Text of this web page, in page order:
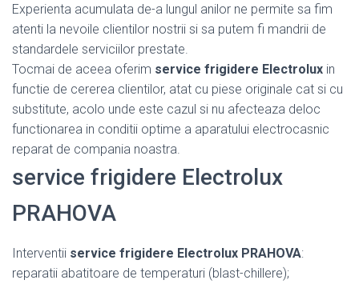
Experienta acumulata de-a lungul anilor ne permite sa fim
atenti la nevoile clientilor nostrii si sa putem fi mandrii de
standardele serviciilor prestate.
Tocmai de aceea oferim service frigidere Electrolux in
functie de cererea clientilor, atat cu piese originale cat si cu
substitute, acolo unde este cazul si nu afecteaza deloc
functionarea in conditii optime a aparatului electrocasnic
reparat de compania noastra.
service frigidere Electrolux
PRAHOVA
Interventii service frigidere Electrolux PRAHOVA:
reparatii abatitoare de temperaturi (blast-chillere);